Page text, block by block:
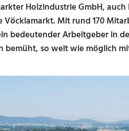
Holzindustrie GmbH,
Mit rund 170
bedeutender Arbeitgeber in
bemüht, so weit wie möglich